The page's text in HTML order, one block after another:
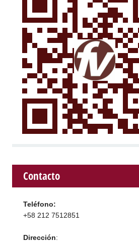
Contacto
Teléfono:
+58 212 7512851
Dirección: